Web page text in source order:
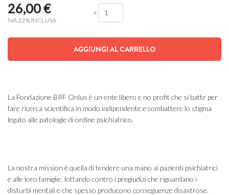
26,00€
IVA 22% INCLUSA
×
AGGIUNGI AL CARRELLO
La Fondazione BRF Onlus è un ente libero e no profit che si batte per
fare ricerca scientifica in modo indipendente e combattere lo stigma
legato alle patologie di ordine psichiatrico.
La nostra mission è quella di tendere una mano ai pazienti psichiatrici
e alle loro famiglie, lottando contro i pregiudizi che riguardano i
disturbi mentali e che spesso producono conseguenze disastrose.